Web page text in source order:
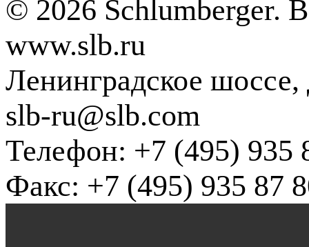
© 2026 Schlumberger.
www.slb.ru
Ленинградское
slb-ru@slb.com
Телефон: +7 (495) 935
Факс: +7 (495) 935 87